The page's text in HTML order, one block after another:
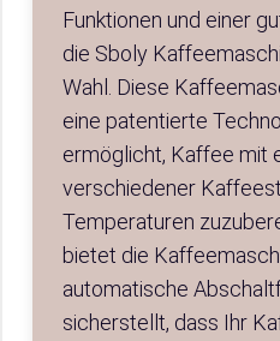
Funktionen und einer
die Sboly
Wahl. Diese
eine patentierte
ermöglicht, Kaffee mit
verschiedener
Temperaturen
bietet die
automatische
sicherstellt, dass Ihr